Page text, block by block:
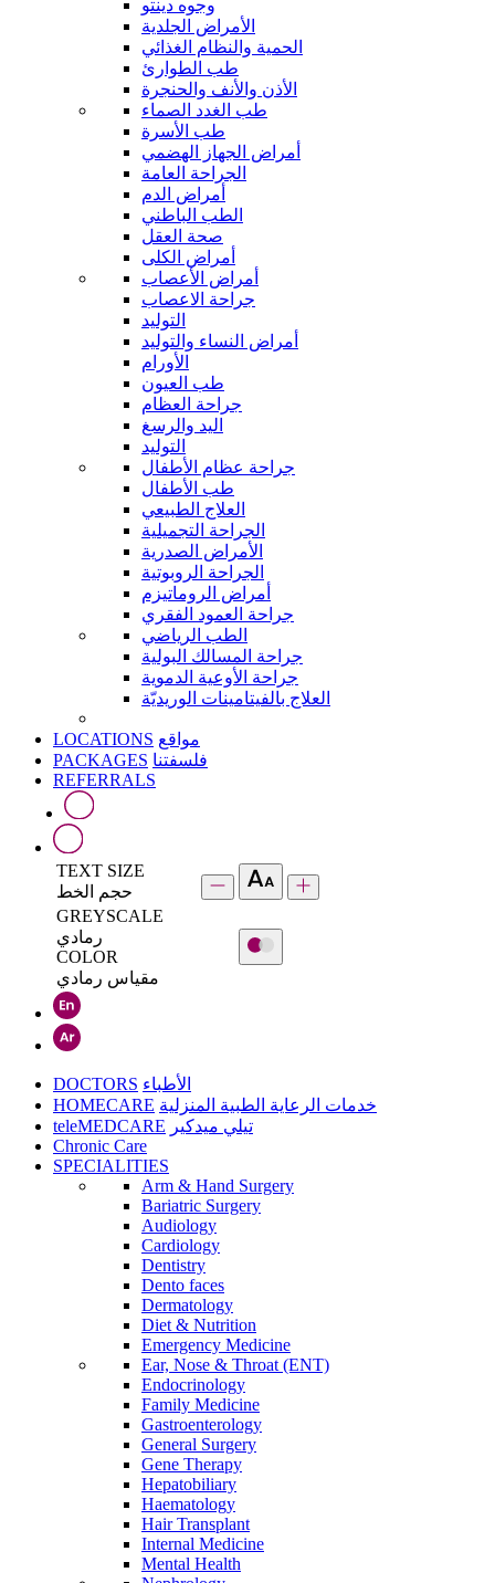
وجوه دينتو
الأمراض الجلدية
الحمية والنظام الغذائي
طب الطوارئ
الأذن والأنف والحنجرة
طب الغدد الصماء
طب الأسرة
أمراض الجهاز الهضمي
الجراحة العامة
أمراض الدم
الطب الباطني
صحة العقل
أمراض الكلى
أمراض الأعصاب
جراحة الاعصاب
التوليد
أمراض النساء والتوليد
الأورام
طب العيون
جراحة العظام
اليد والرسغ
التوليد
جراحة عظام الأطفال
طب الأطفال
العلاج الطبيعي
الجراحة التجميلية
الأمراض الصدرية
الجراحة الروبوتية
أمراض الروماتيزم
جراحة العمود الفقري
الطب الرياضي
جراحة المسالك البولية
جراحة الأوعية الدموية
العلاج بالفيتامينات الوريديّة
LOCATIONS مواقع
PACKAGES فلسفتنا
REFERRALS
TEXT SIZE
حجم الخط
GREYSCALE
رمادي
COLOR
مقياس رمادي
DOCTORS الأطباء
HOMECARE خدمات الرعاية الطبية المنزلية
teleMEDCARE تيلي ميدكير
Chronic Care
SPECIALITIES
Arm & Hand Surgery
Bariatric Surgery
Audiology
Cardiology
Dentistry
Dento faces
Dermatology
Diet & Nutrition
Emergency Medicine
Ear, Nose & Throat (ENT)
Endocrinology
Family Medicine
Gastroenterology
General Surgery
Gene Therapy
Hepatobiliary
Haematology
Hair Transplant
Internal Medicine
Mental Health